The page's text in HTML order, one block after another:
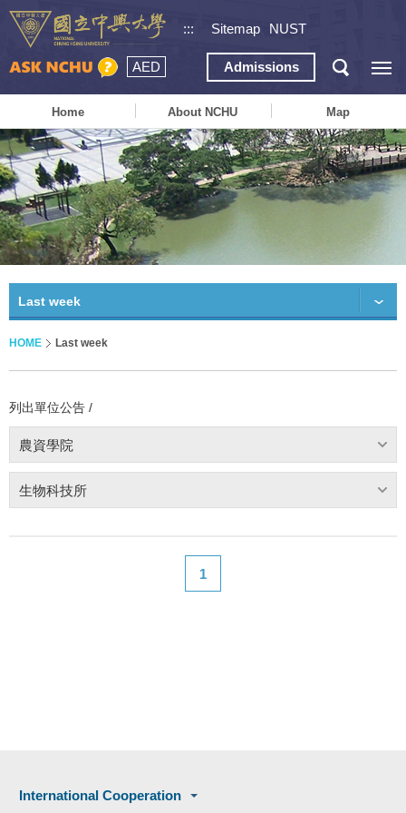
::: Sitemap NUST
AED Admissions
Home About NCHU Map
Last week
HOME Last week
列出單位公告 /
農資學院
生物科技所
1
International Cooperation